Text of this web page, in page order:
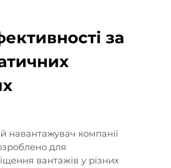
за
навантажувач компанії
для
вантажів у різних